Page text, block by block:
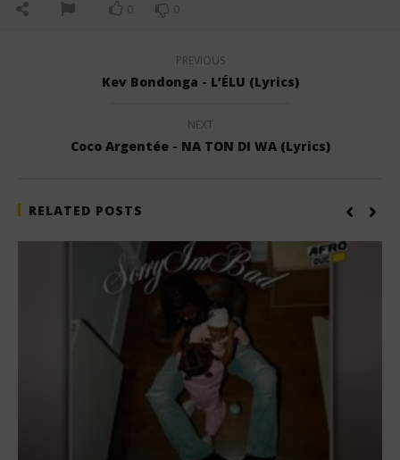
0 0
PREVIOUS
Kev Bondonga - L’ÉLU (Lyrics)
NEXT
Coco Argentée - NA TON DI WA (Lyrics)
RELATED POSTS